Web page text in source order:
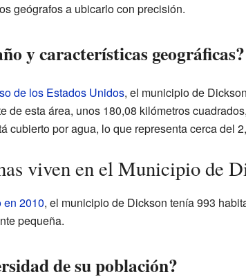
geógrafos a ubicarlo con precisión.
y características geográficas?
de los Estados Unidos, el municipio de
de esta área, unos 180,08 kilómetros
cubierto por agua, lo que representa cerca del
viven en el Municipio de
en 2010, el municipio de Dickson tenía 993
pequeña.
de su población?